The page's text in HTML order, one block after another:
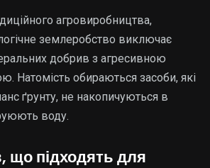
агровиробництва,
землеробство виключає
добрив з агресивною
Натомість обираються засоби, які
ґрунту, не накопичуються в
воду.
що підходять для